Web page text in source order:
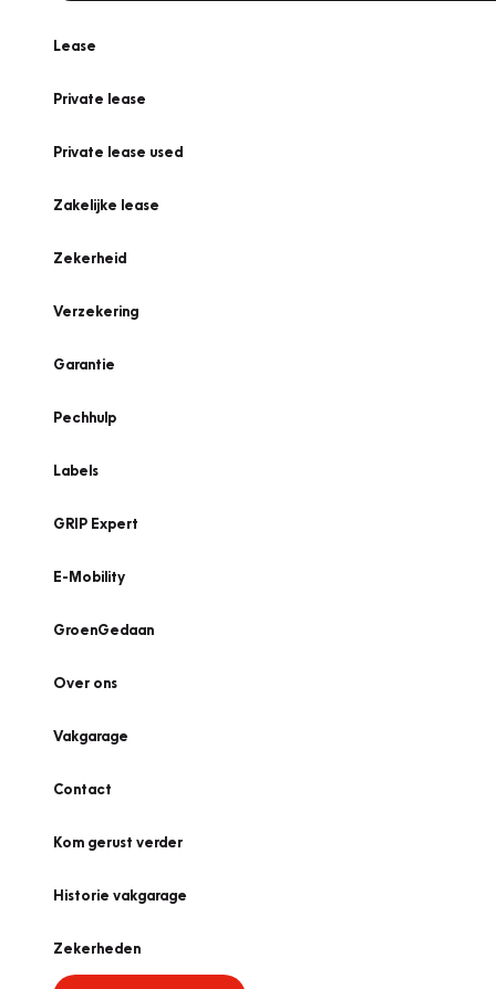
Lease
Private lease
Private lease used
Zakelijke lease
Zekerheid
Verzekering
Garantie
Pechhulp
Labels
GRIP Expert
E-Mobility
GroenGedaan
Over ons
Vakgarage
Contact
Kom gerust verder
Historie vakgarage
Zekerheden